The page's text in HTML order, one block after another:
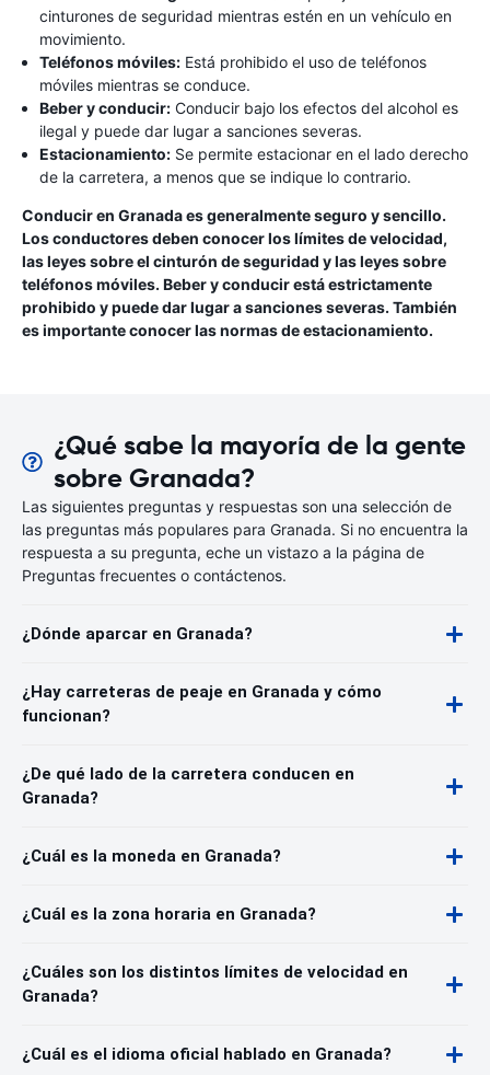
cinturones de seguridad mientras estén en un vehículo en
movimiento.
Teléfonos móviles: Está prohibido el uso de teléfonos
móviles mientras se conduce.
Beber y conducir: Conducir bajo los efectos del alcohol es
ilegal y puede dar lugar a sanciones severas.
Estacionamiento: Se permite estacionar en el lado derecho
de la carretera, a menos que se indique lo contrario.
Conducir en Granada es generalmente seguro y sencillo.
Los conductores deben conocer los límites de velocidad,
las leyes sobre el cinturón de seguridad y las leyes sobre
teléfonos móviles. Beber y conducir está estrictamente
prohibido y puede dar lugar a sanciones severas. También
es importante conocer las normas de estacionamiento.
¿Qué sabe la mayoría de la gente
sobre Granada?
Las siguientes preguntas y respuestas son una selección de
las preguntas más populares para Granada. Si no encuentra la
respuesta a su pregunta, eche un vistazo a la página de
Preguntas frecuentes o contáctenos.
¿Dónde aparcar en Granada?
¿Hay carreteras de peaje en Granada y cómo
funcionan?
¿De qué lado de la carretera conducen en
Granada?
¿Cuál es la moneda en Granada?
¿Cuál es la zona horaria en Granada?
¿Cuáles son los distintos límites de velocidad en
Granada?
¿Cuál es el idioma oficial hablado en Granada?